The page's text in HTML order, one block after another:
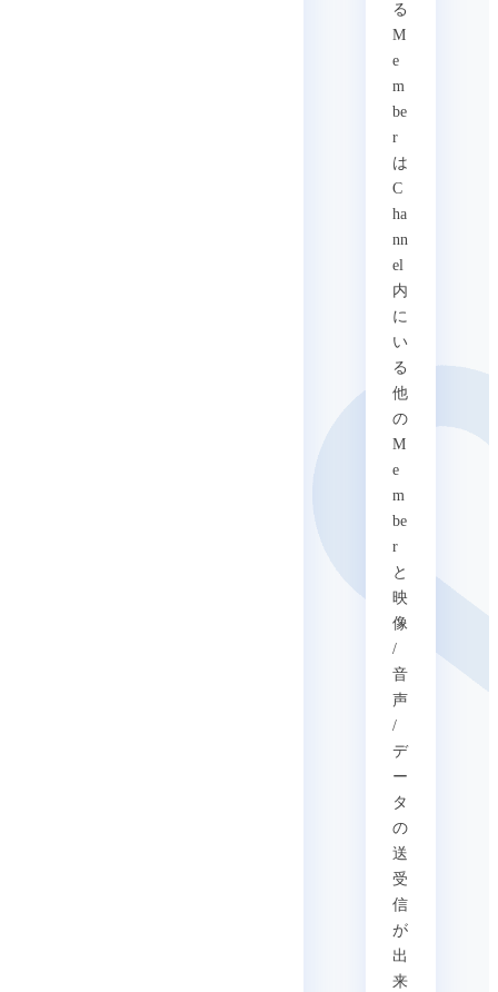
る
M
e
m
be
r
は
C
ha
nn
el
内
に
い
る
他
の
M
e
m
be
r
と
映
像
/
音
声
/
デ
ー
タ
の
送
受
信
が
出
来